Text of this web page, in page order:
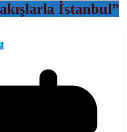
İstanbul”